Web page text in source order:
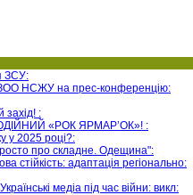
ЗСУ:
НСЖУ на прес-конференцію:
захід! :
«РОК ЯРМАР’ОК»! :
у 2025 році?:
про складне. Одещина":
стійкість: адаптація регіонально:
медіа під час війни: викл: